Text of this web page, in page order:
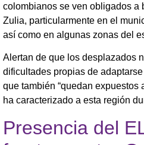
colombianos se ven obligados a
Zulia, particularmente en el
así como en algunas zonas del
Alertan de que los desplazados
dificultades propias de
que también “quedan
ha caracterizado a esta región
Presencia del